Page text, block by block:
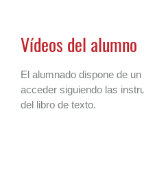
Vídeos del alumno
El alumnado dispone de
acceder siguiendo las
del libro de texto.